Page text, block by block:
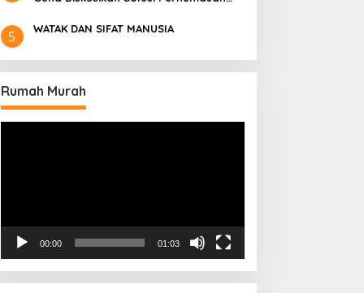
Masing
5 WATAK DAN SIFAT MANUSIA
Rumah Murah
00:00 01:03